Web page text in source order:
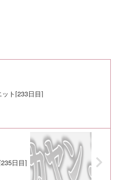
ット[233日目]
日目]